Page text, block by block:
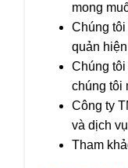
mong
Chúng
quản
Chúng
chúng tôi
Công ty
và dịch
Tham